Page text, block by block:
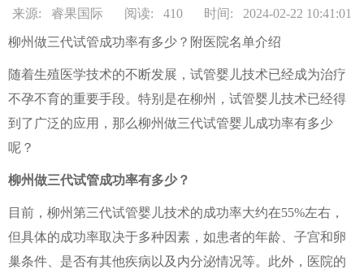
睿果国际
来源: 睿果国际 阅读: 410 时间: 2024-02-22 10:41:01
柳州做三代试管成功率有多少？附医院名单介绍
随着生殖医学技术的不断发展，试管婴儿技术已经成为治疗
不孕不育的重要手段。特别是在柳州，试管婴儿技术已经得
到了广泛的应用，那么柳州做三代试管婴儿成功率有多少
呢？
柳州做三代试管成功率有多少？
目前，柳州第三代试管婴儿技术的成功率大约在55%左右，
但具体的成功率取决于多种因素，如患者的年龄、子宫和卵
巢条件、是否有其他疾病以及内分泌情况等。此外，医院的